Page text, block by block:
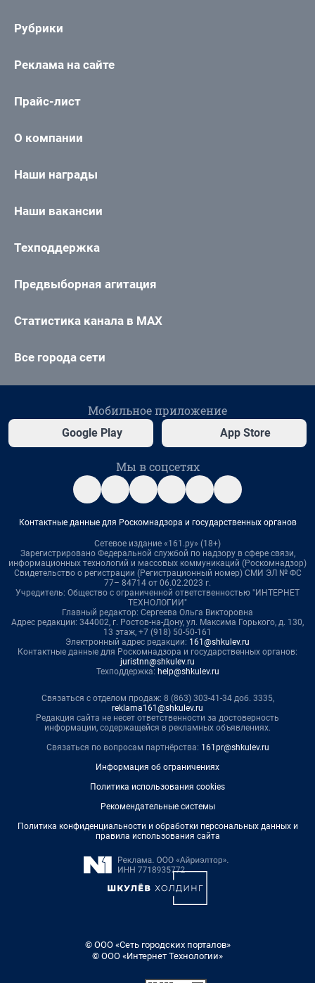
Рубрики
Реклама на сайте
Прайс-лист
О компании
Наши награды
Наши вакансии
Техподдержка
Предвыборная агитация
Статистика канала в MAX
Все города сети
Мобильное приложение
Google Play App Store
Мы в соцсетях
Контактные данные для Роскомнадзора и государственных органов
Сетевое издание «161.ру» (18+)
Зарегистрировано Федеральной службой по надзору в сфере связи,
информационных технологий и массовых коммуникаций (Роскомнадзор)
Свидетельство о регистрации (Регистрационный номер) СМИ ЭЛ № ФС
77– 84714 от 06.02.2023 г.
Учредитель: Общество с ограниченной ответственностью "ИНТЕРНЕТ
ТЕХНОЛОГИИ"
Главный редактор: Сергеева Ольга Викторовна
Адрес редакции: 344002, г. Ростов-на-Дону, ул. Максима Горького, д. 130,
13 этаж, +7 (918) 50-50-161
Электронный адрес редакции: 161@shkulev.ru
Контактные данные для Роскомнадзора и государственных органов:
juristnn@shkulev.ru
Техподдержка: help@shkulev.ru
Связаться с отделом продаж: 8 (863) 303-41-34 доб. 3335,
reklama161@shkulev.ru
Редакция сайта не несет ответственности за достоверность
информации, содержащейся в рекламных объявлениях.
Связаться по вопросам партнёрства: 161pr@shkulev.ru
Информация об ограничениях
Политика использования cookies
Рекомендательные системы
Политика конфиденциальности и обработки персональных данных и
правила использования сайта
© ООО «Сеть городских порталов»
© ООО «Интернет Технологии»